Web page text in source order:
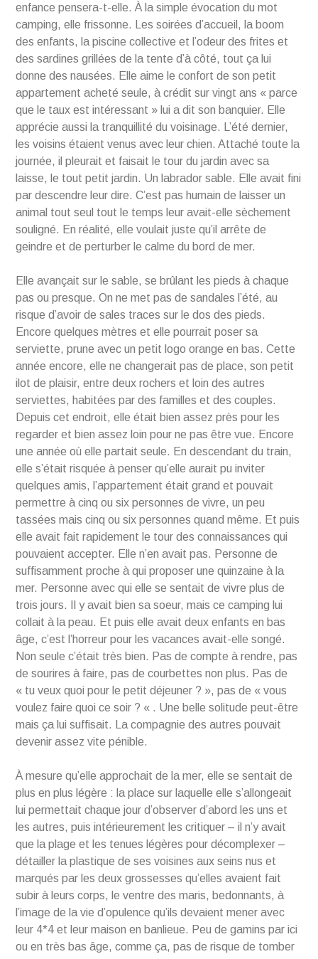
enfance pensera-t-elle. À la simple évocation du mot
camping, elle frissonne. Les soirées d’accueil, la boom
des enfants, la piscine collective et l’odeur des frites et
des sardines grillées de la tente d’à côté, tout ça lui
donne des nausées. Elle aime le confort de son petit
appartement acheté seule, à crédit sur vingt ans « parce
que le taux est intéressant » lui a dit son banquier. Elle
apprécie aussi la tranquillité du voisinage. L’été dernier,
les voisins étaient venus avec leur chien. Attaché toute la
journée, il pleurait et faisait le tour du jardin avec sa
laisse, le tout petit jardin. Un labrador sable. Elle avait fini
par descendre leur dire. C’est pas humain de laisser un
animal tout seul tout le temps leur avait-elle sèchement
souligné. En réalité, elle voulait juste qu’il arrête de
geindre et de perturber le calme du bord de mer.
Elle avançait sur le sable, se brûlant les pieds à chaque
pas ou presque. On ne met pas de sandales l’été, au
risque d’avoir de sales traces sur le dos des pieds.
Encore quelques mètres et elle pourrait poser sa
serviette, prune avec un petit logo orange en bas. Cette
année encore, elle ne changerait pas de place, son petit
ilot de plaisir, entre deux rochers et loin des autres
serviettes, habitées par des familles et des couples.
Depuis cet endroit, elle était bien assez près pour les
regarder et bien assez loin pour ne pas être vue. Encore
une année où elle partait seule. En descendant du train,
elle s’était risquée à penser qu’elle aurait pu inviter
quelques amis, l’appartement était grand et pouvait
permettre à cinq ou six personnes de vivre, un peu
tassées mais cinq ou six personnes quand même. Et puis
elle avait fait rapidement le tour des connaissances qui
pouvaient accepter. Elle n’en avait pas. Personne de
suffisamment proche à qui proposer une quinzaine à la
mer. Personne avec qui elle se sentait de vivre plus de
trois jours. Il y avait bien sa soeur, mais ce camping lui
collait à la peau. Et puis elle avait deux enfants en bas
âge, c’est l’horreur pour les vacances avait-elle songé.
Non seule c’était très bien. Pas de compte à rendre, pas
de sourires à faire, pas de courbettes non plus. Pas de
« tu veux quoi pour le petit déjeuner ? », pas de « vous
voulez faire quoi ce soir ? « . Une belle solitude peut-être
mais ça lui suffisait. La compagnie des autres pouvait
devenir assez vite pénible.
À mesure qu’elle approchait de la mer, elle se sentait de
plus en plus légère : la place sur laquelle elle s’allongeait
lui permettait chaque jour d’observer d’abord les uns et
les autres, puis intérieurement les critiquer – il n’y avait
que la plage et les tenues légères pour décomplexer –
détailler la plastique de ses voisines aux seins nus et
marqués par les deux grossesses qu’elles avaient fait
subir à leurs corps, le ventre des maris, bedonnants, à
l’image de la vie d’opulence qu’ils devaient mener avec
leur 4*4 et leur maison en banlieue. Peu de gamins par ici
ou en très bas âge, comme ça, pas de risque de tomber